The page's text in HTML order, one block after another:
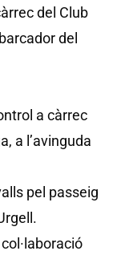
del Club
del
a càrrec
a l’avinguda
pel passeig